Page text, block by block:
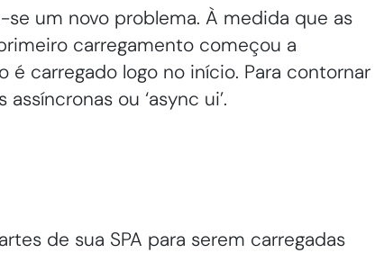
um novo problema. À medida que as
carregamento começou a
carregado logo no início. Para contornar
ou ‘async ui’.
de sua SPA para serem carregadas